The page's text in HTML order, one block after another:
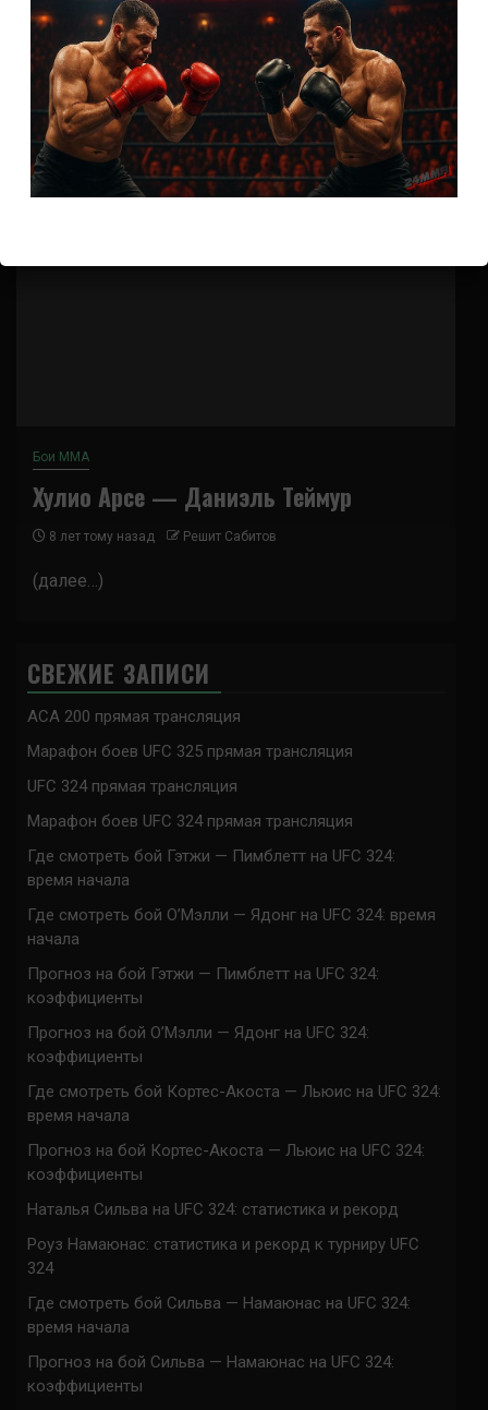
7 лет тому назад Решит Сабитов
(далее…)
Бои ММА
Хулио Арсе — Даниэль Теймур
8 лет тому назад Решит Сабитов
(далее…)
СВЕЖИЕ ЗАПИСИ
ACA 200 прямая трансляция
Марафон боев UFC 325 прямая трансляция
UFC 324 прямая трансляция
Марафон боев UFC 324 прямая трансляция
Где смотреть бой Гэтжи — Пимблетт на UFC 324:
время начала
Где смотреть бой О’Мэлли — Ядонг на UFC 324: время
начала
Прогноз на бой Гэтжи — Пимблетт на UFC 324:
коэффициенты
Прогноз на бой О’Мэлли — Ядонг на UFC 324:
коэффициенты
Где смотреть бой Кортес-Акоста — Льюис на UFC 324:
время начала
Прогноз на бой Кортес-Акоста — Льюис на UFC 324:
коэффициенты
Наталья Сильва на UFC 324: статистика и рекорд
Роуз Намаюнас: статистика и рекорд к турниру UFC
324
Где смотреть бой Сильва — Намаюнас на UFC 324:
время начала
Прогноз на бой Сильва — Намаюнас на UFC 324:
коэффициенты